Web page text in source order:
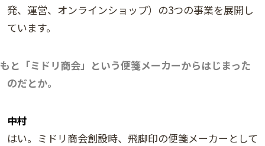
発、運営、オンラインショップ）の3つの事業を展開し
ています。
と「ミドリ商会」という便箋メーカーからはじまった
のだとか。
中村
はい。ミドリ商会創設時、飛脚印の便箋メーカーとして